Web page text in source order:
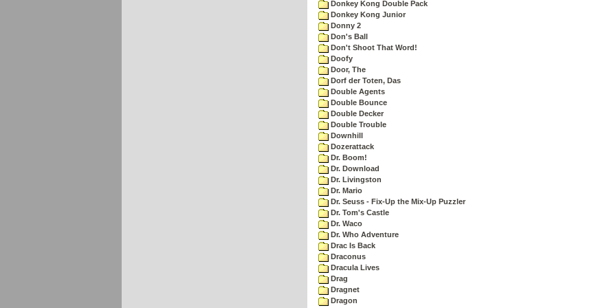
Donkey Kong Double Pack
Donkey Kong Junior
Donny 2
Don's Ball
Don't Shoot That Word!
Doofy
Door, The
Dorf der Toten, Das
Double Agents
Double Bounce
Double Decker
Double Trouble
Downhill
Dozerattack
Dr. Boom!
Dr. Download
Dr. Livingston
Dr. Mario
Dr. Seuss - Fix-Up the Mix-Up Puzzler
Dr. Tom's Castle
Dr. Waco
Dr. Who Adventure
Drac Is Back
Draconus
Dracula Lives
Drag
Dragnet
Dragon